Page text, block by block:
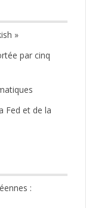
»
par cinq
Fed et de la
: